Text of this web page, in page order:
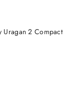
Uragan 2 Compact